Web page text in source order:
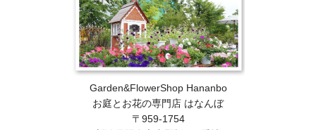
Garden&FlowerShop Hananbo
お庭とお花の専門店 はなんぼ
〒959-1754